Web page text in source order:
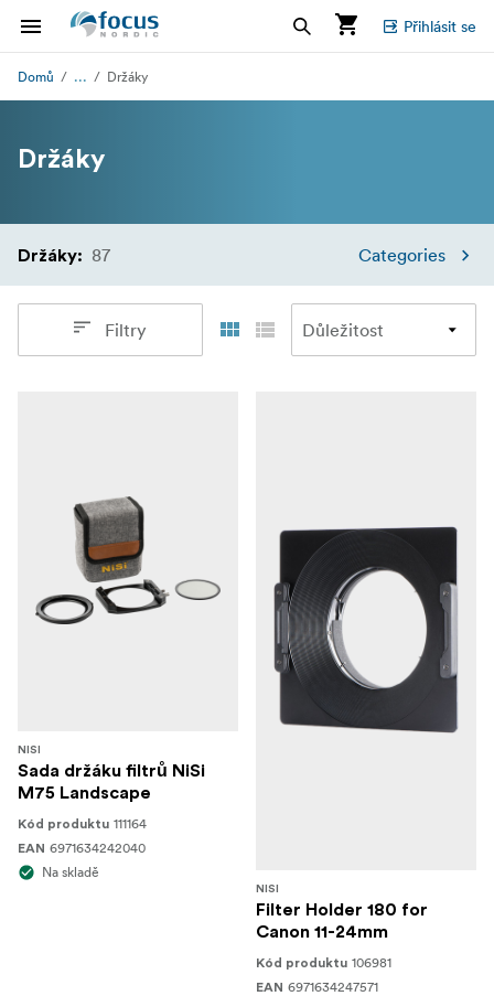
Přihlásit se
Domů ... Držáky
Držáky
Držáky: 87 Categories
Filtry
NISI
Sada držáku filtrů NiSi
M75 Landscape
Kód produktu 111164
EAN 6971634242040
Na skladě
NISI
Filter Holder 180 for
Canon 11-24mm
Kód produktu 106981
EAN 6971634247571